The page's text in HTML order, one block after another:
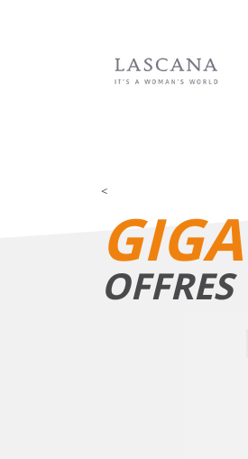
<
GIGA
OFFRES